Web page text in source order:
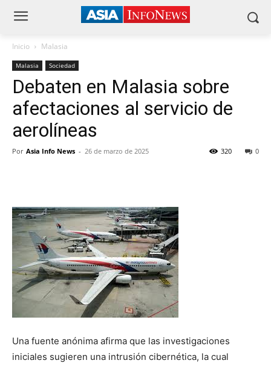
Inicio Malasia
Malasia Sociedad
Debaten en Malasia sobre
afectaciones al servicio de
aerolíneas
Por Asia Info News - 26 de marzo de 2025 0
320
Una fuente anónima afirma que las investigaciones
iniciales sugieren una intrusión cibernética, la cual